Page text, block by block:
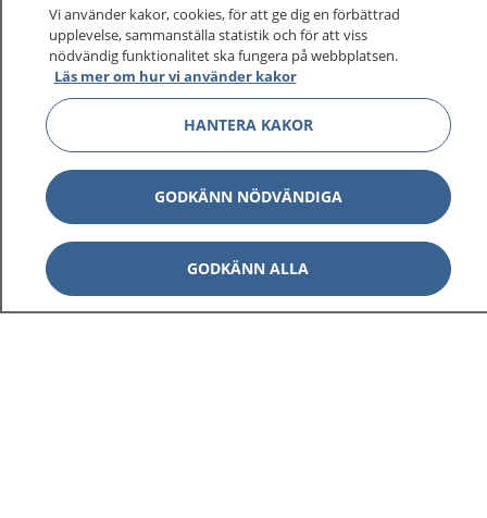
Vi använder kakor, cookies, för att ge dig en förbättrad
upplevelse, sammanställa statistik och för att viss
nödvändig funktionalitet ska fungera på webbplatsen.
Läs mer om hur vi använder kakor
HANTERA KAKOR
GODKÄNN NÖDVÄNDIGA
GODKÄNN ALLA